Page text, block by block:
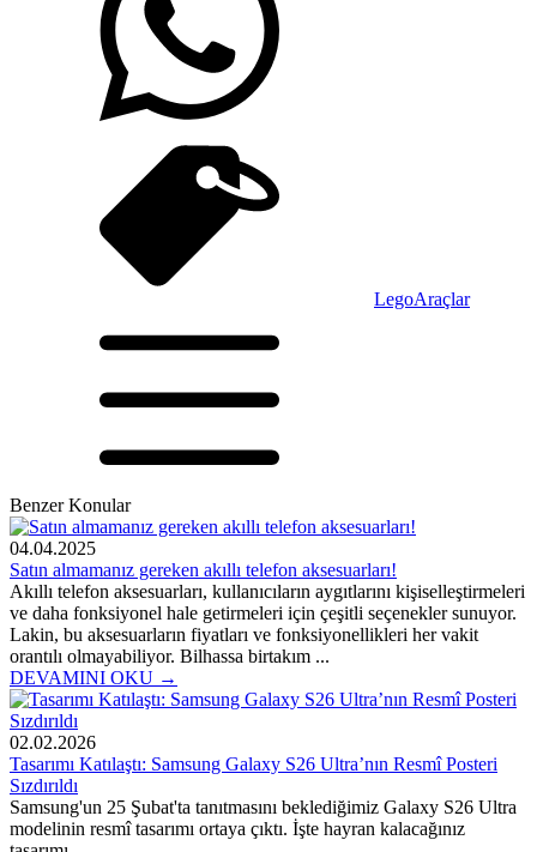
LegoAraçlar
Benzer Konular
04.04.2025
Satın almamanız gereken akıllı telefon aksesuarları!
Akıllı telefon aksesuarları, kullanıcıların aygıtlarını kişiselleştirmeleri
ve daha fonksiyonel hale getirmeleri için çeşitli seçenekler sunuyor.
Lakin, bu aksesuarların fiyatları ve fonksiyonellikleri her vakit
orantılı olmayabiliyor. Bilhassa birtakım ...
DEVAMINI OKU →
02.02.2026
Tasarımı Katılaştı: Samsung Galaxy S26 Ultra’nın Resmî Posteri
Sızdırıldı
Samsung'un 25 Şubat'ta tanıtmasını beklediğimiz Galaxy S26 Ultra
modelinin resmî tasarımı ortaya çıktı. İşte hayran kalacağınız